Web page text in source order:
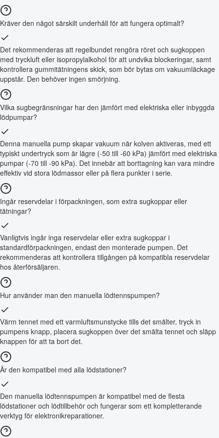
Kräver den något särskilt underhåll för att fungera optimalt?
Det rekommenderas att regelbundet rengöra röret och sugkoppen
med tryckluft eller isopropylalkohol för att undvika blockeringar, samt
kontrollera gummitätningens skick, som bör bytas om vakuumläckage
uppstår. Den behöver ingen smörjning.
Vilka sugbegränsningar har den jämfört med elektriska eller inbyggda
lödpumpar?
Denna manuella pump skapar vakuum när kolven aktiveras, med ett
typiskt undertryck som är lägre (-50 till -60 kPa) jämfört med elektriska
pumpar (-70 till -90 kPa). Det innebär att borttagning kan vara mindre
effektiv vid stora lödmassor eller på flera punkter i serie.
Ingår reservdelar i förpackningen, som extra sugkoppar eller
tätningar?
Vanligtvis ingår inga reservdelar eller extra sugkoppar i
standardförpackningen, endast den monterade pumpen. Det
rekommenderas att kontrollera tillgången på kompatibla reservdelar
hos återförsäljaren.
Hur använder man den manuella lödtennspumpen?
Värm tennet med ett varmluftsmunstycke tills det smälter, tryck in
pumpens knapp, placera sugkoppen över det smälta tennet och släpp
knappen för att ta bort det.
Är den kompatibel med alla lödstationer?
Den manuella lödtennspumpen är kompatibel med de flesta
lödstationer och lödtillbehör och fungerar som ett kompletterande
verktyg för elektronikreparationer.